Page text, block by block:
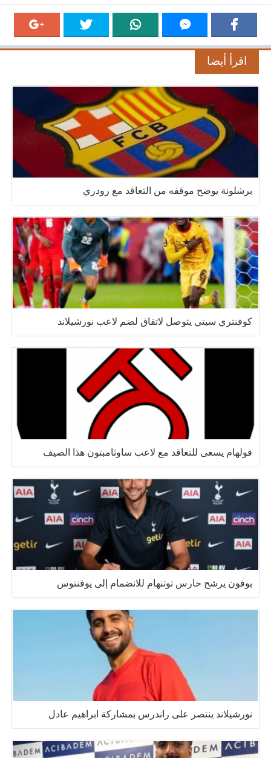
اقرأ أيضا
برشلونة يوضح موقفه من التعاقد مع رودري
كوفنتري سيتي يتوصل لاتفاق لضم لاعب نورشيلاند
فولهام يسعى للتعاقد مع لاعب ساوثامبتون هذا الصيف
بوفون يرشح حارس توتنهام للانضمام إلى يوفنتوس
نورشيلاند ينتصر على راندرس بمشاركة ابراهيم عادل